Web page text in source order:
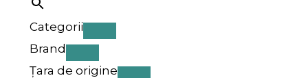
Categorii
Brand
Țara de origine